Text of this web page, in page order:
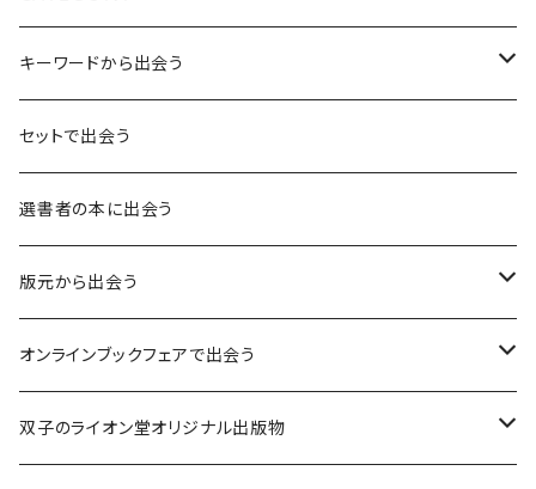
キーワードから出会う
言葉：思考の種となるもの
異界：日常から離れた視点
意志：自ら進む力
解体：固定観念を壊す
熱源：情熱を呼び起こす
セットで出会う
選書者の本に出会う
版元から出会う
荒蝦夷フェア
クオン
オンラインブックフェアで出会う
本屋発の文芸誌『しししし』フェア！！
双子のライオン堂オリジナル出版物